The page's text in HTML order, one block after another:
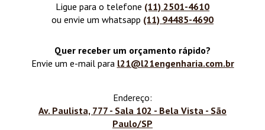
Ligue para o telefone (11) 2501-4610
ou envie um whatsapp (11) 94485-4690
Quer receber um orçamento rápido?
Envie um e-mail para l21@l21engenharia.com.br
Endereço:
Av. Paulista, 777 - Sala 102 - Bela Vista - São
Paulo/SP